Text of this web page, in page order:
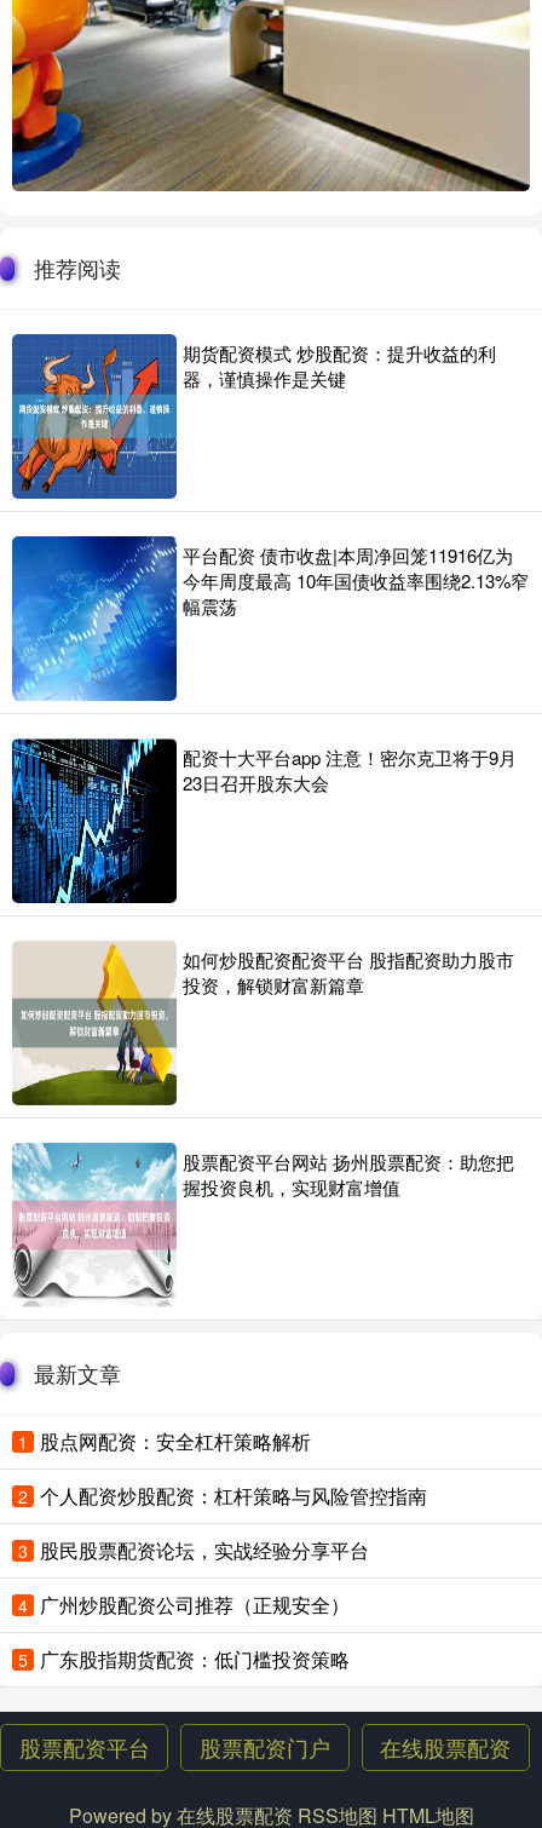
推荐阅读
期货配资模式 炒股配资：提升收益的利
器，谨慎操作是关键
平台配资 债市收盘|本周净回笼11916亿为
今年周度最高 10年国债收益率围绕2.13%窄
幅震荡
配资十大平台app 注意！密尔克卫将于9月
23日召开股东大会
如何炒股配资配资平台 股指配资助力股市
投资，解锁财富新篇章
股票配资平台网站 扬州股票配资：助您把
握投资良机，实现财富增值
最新文章
1 股点网配资：安全杠杆策略解析
2 个人配资炒股配资：杠杆策略与风险管控指南
3 股民股票配资论坛，实战经验分享平台
4 广州炒股配资公司推荐（正规安全）
5 广东股指期货配资：低门槛投资策略
股票配资平台 股票配资门户 在线股票配资
Powered by在线股票配资 RSS地图 HTML地图